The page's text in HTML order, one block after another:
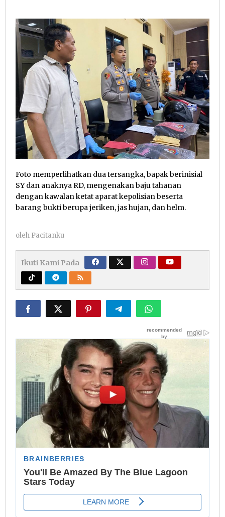
Foto memperlihatkan dua tersangka, bapak berinisial
SY dan anaknya RD, mengenakan baju tahanan
dengan kawalan ketat aparat kepolisian beserta
barang bukti berupa jeriken, jas hujan, dan helm.
oleh Pacitanku
Ikuti Kami Pada